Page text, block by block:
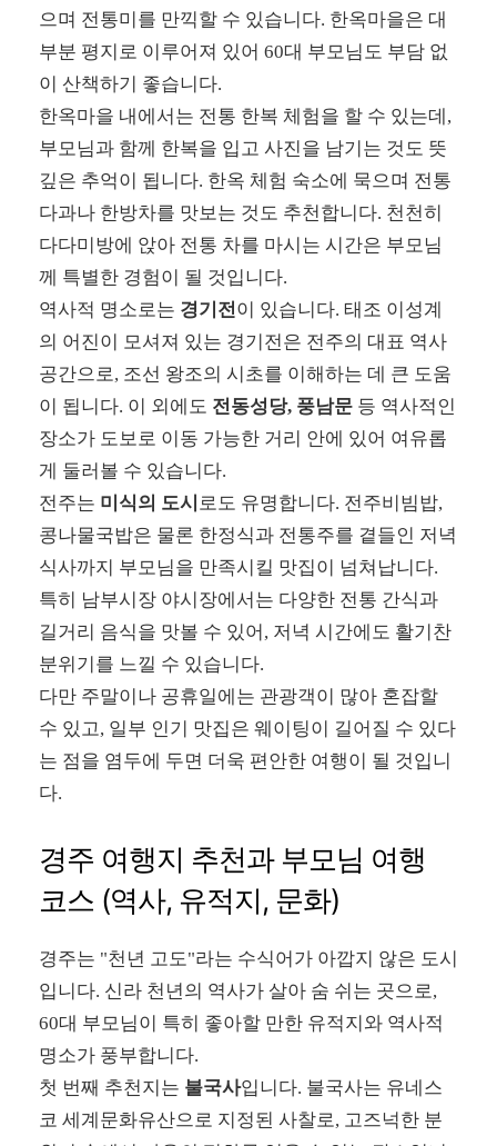
으며 전통미를 만끽할 수 있습니다. 한옥마을은 대
부분 평지로 이루어져 있어 60대 부모님도 부담 없
이 산책하기 좋습니다.
한옥마을 내에서는 전통 한복 체험을 할 수 있는데,
부모님과 함께 한복을 입고 사진을 남기는 것도 뜻
깊은 추억이 됩니다. 한옥 체험 숙소에 묵으며 전통
다과나 한방차를 맛보는 것도 추천합니다. 천천히
다다미방에 앉아 전통 차를 마시는 시간은 부모님
께 특별한 경험이 될 것입니다.
역사적 명소로는 경기전이 있습니다. 태조 이성계
의 어진이 모셔져 있는 경기전은 전주의 대표 역사
공간으로, 조선 왕조의 시초를 이해하는 데 큰 도움
이 됩니다. 이 외에도 전동성당, 풍남문 등 역사적인
장소가 도보로 이동 가능한 거리 안에 있어 여유롭
게 둘러볼 수 있습니다.
전주는 미식의 도시 로도 유명합니다. 전주비빔밥,
콩나물국밥은 물론 한정식과 전통주를 곁들인 저녁
식사까지 부모님을 만족시킬 맛집이 넘쳐납니다.
특히 남부시장 야시장에서는 다양한 전통 간식과
길거리 음식을 맛볼 수 있어, 저녁 시간에도 활기찬
분위기를 느낄 수 있습니다.
다만 주말이나 공휴일에는 관광객이 많아 혼잡할
수 있고, 일부 인기 맛집은 웨이팅이 길어질 수 있다
는 점을 염두에 두면 더욱 편안한 여행이 될 것입니
다.
경주 여행지 추천과 부모님 여행
코스 (역사, 유적지, 문화)
경주는 "천년 고도"라는 수식어가 아깝지 않은 도시
입니다. 신라 천년의 역사가 살아 숨 쉬는 곳으로,
60대 부모님이 특히 좋아할 만한 유적지와 역사적
명소가 풍부합니다.
첫 번째 추천지는 불국사입니다. 불국사는 유네스
코 세계문화유산으로 지정된 사찰로, 고즈넉한 분